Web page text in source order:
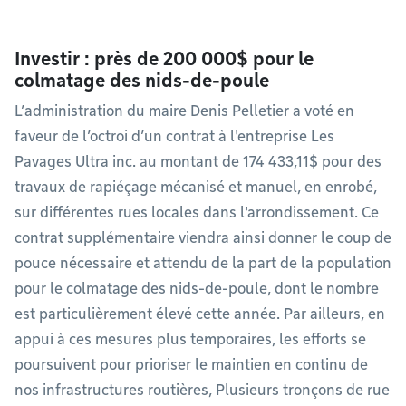
Investir : près de 200 000$ pour le
colmatage des nids-de-poule
L’administration du maire Denis Pelletier a voté en
faveur de l’octroi d’un contrat à l'entreprise Les
Pavages Ultra inc. au montant de 174 433,11$ pour des
travaux de rapiéçage mécanisé et manuel, en enrobé,
sur différentes rues locales dans l'arrondissement. Ce
contrat supplémentaire viendra ainsi donner le coup de
pouce nécessaire et attendu de la part de la population
pour le colmatage des nids-de-poule, dont le nombre
est particulièrement élevé cette année. Par ailleurs, en
appui à ces mesures plus temporaires, les efforts se
poursuivent pour prioriser le maintien en continu de
nos infrastructures routières, Plusieurs tronçons de rue